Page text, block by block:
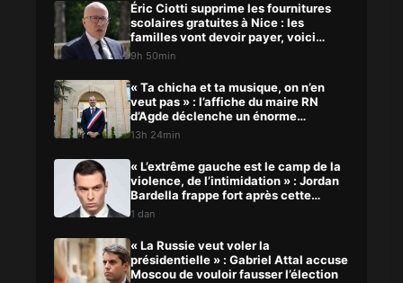
Éric Ciotti supprime les fournitures
scolaires gratuites à Nice : les
familles vont devoir payer, voici
pourquoi
9h 50min
« Ta chicha et ta musique, on n’en
veut pas » : l’affiche du maire RN
d’Agde déclenche un énorme
scandale
13h 24min
« L’extrême gauche est le camp de la
violence, de l’intimidation » : Jordan
Bardella frappe fort après cette
agression
1 dan
« La Russie veut voler la
présidentielle » : Gabriel Attal accuse
Moscou de vouloir fausser l’élection